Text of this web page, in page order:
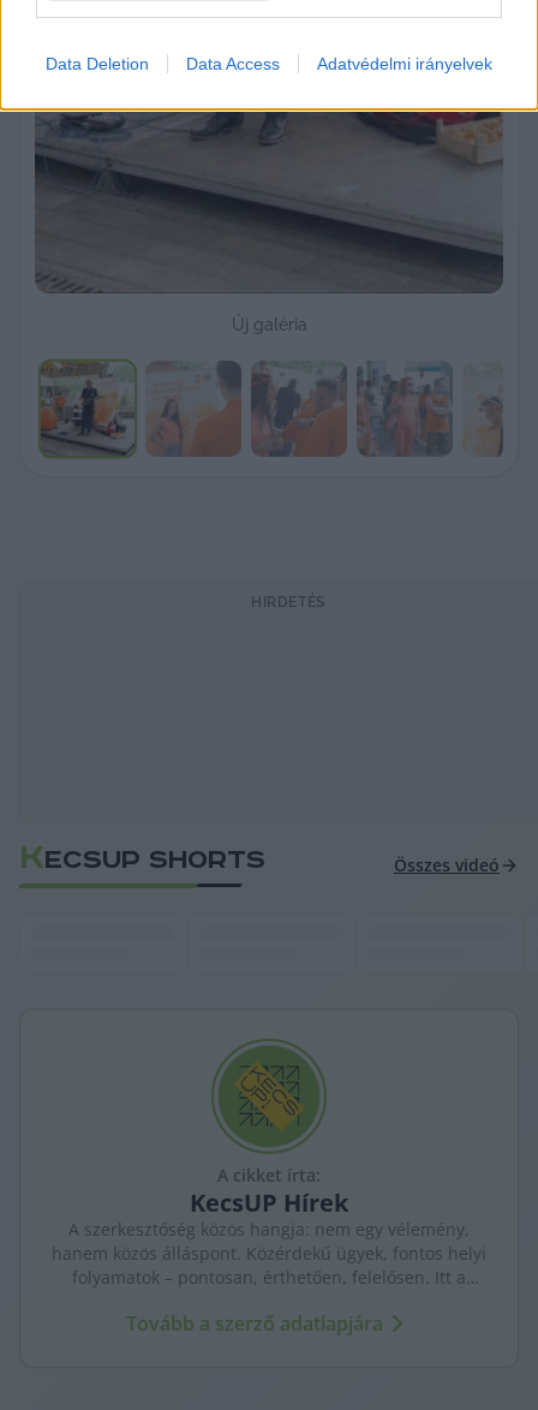
Data Deletion Data Access Adatvédelmi irányelvek
Új galéria
HIRDETÉS
KECSUP SHORTS Összes videó
A cikket írta:
KecsUP Hírek
A szerkesztőség közös hangja: nem egy vélemény,
hanem közös álláspont. Közérdekű ügyek, fontos helyi
folyamatok – pontosan, érthetően, felelősen. Itt a
Tovább a szerző adatlapjára